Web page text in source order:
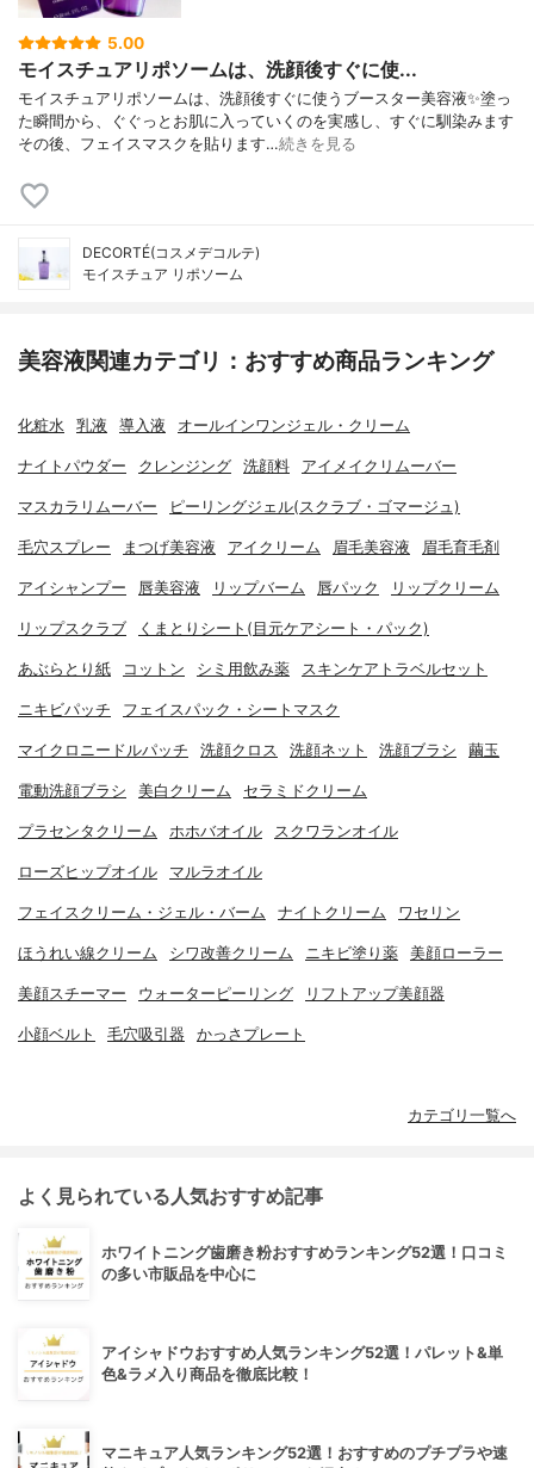
5.00
モイスチュアリポソームは、洗顔後すぐに使...
モイスチュアリポソームは、洗顔後すぐに使うブースター美容液✨塗っ
た瞬間から、ぐぐっとお肌に入っていくのを実感し、すぐに馴染みます
その後、フェイスマスクを貼ります…続きを見る
DECORTÉ(コスメデコルテ)
モイスチュア リポソーム
美容液関連カテゴリ：おすすめ商品ランキング
化粧水 乳液 導入液 オールインワンジェル・クリーム
ナイトパウダー クレンジング 洗顔料 アイメイクリムーバー
マスカラリムーバー ピーリングジェル(スクラブ・ゴマージュ)
毛穴スプレー まつげ美容液 アイクリーム 眉毛美容液 眉毛育毛剤
アイシャンプー 唇美容液 リップバーム 唇パック リップクリーム
リップスクラブ くまとりシート(目元ケアシート・パック)
あぶらとり紙 コットン シミ用飲み薬 スキンケアトラベルセット
ニキビパッチ フェイスパック・シートマスク
マイクロニードルパッチ 洗顔クロス 洗顔ネット 洗顔ブラシ 繭玉
電動洗顔ブラシ 美白クリーム セラミドクリーム
プラセンタクリーム ホホバオイル スクワランオイル
ローズヒップオイル マルラオイル
フェイスクリーム・ジェル・バーム ナイトクリーム ワセリン
ほうれい線クリーム シワ改善クリーム ニキビ塗り薬 美顔ローラー
美顔スチーマー ウォーターピーリング リフトアップ美顔器
小顔ベルト 毛穴吸引器 かっさプレート
カテゴリ一覧へ
よく見られている人気おすすめ記事
ホワイトニング歯磨き粉おすすめランキング52選！口コミ
の多い市販品を中心に
アイシャドウおすすめ人気ランキング52選！パレット&単
色&ラメ入り商品を徹底比較！
マニキュア人気ランキング52選！おすすめのプチプラや速